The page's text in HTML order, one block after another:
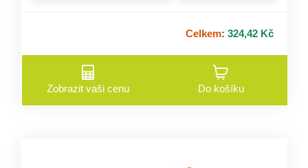
Celkem: 324,42 Kč
Zobrazit vaši cenu Do košíku